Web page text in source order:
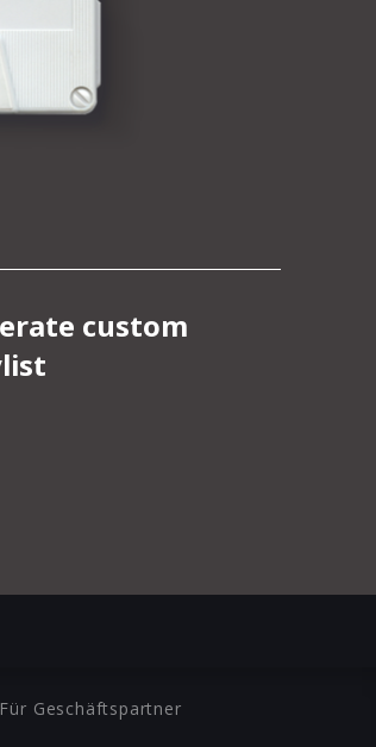
Für Geschäftspartner